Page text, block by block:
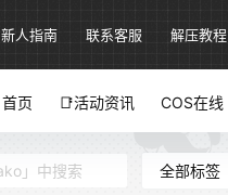
新人指南 联系客服 解压教程
首页 📑活动资讯 COS在线
全部标签